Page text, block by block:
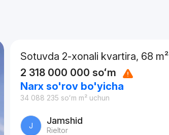
Sotuvda 2-xonali kvartira, 68 m²
2 318 000 000 soʻm
Narx so'rov bo'yicha
34 088 235 soʻm m² uchun
J Jamshid
Rieltor